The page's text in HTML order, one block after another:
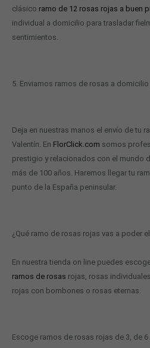
clásico ramo de 12 rosas rojas a buen
individual a domicilio para trasladar
sentimientos.
5. Enviamos ramos de rosas a
Deja en nuestras manos el envío de tu
Valentín. En FlorClick.com somos
prestigio y relacionados con el mundo
más de 100 años. Haremos llegar tu
punto de la España peninsular.
¿Qué ramo de rosas rojas vas a poder
En nuestra tienda on line puedes
ramos de rosas rojas, rosas
rojas con bombones o rosas eternas.
Escoge ramos de rosas rojas de 3, de